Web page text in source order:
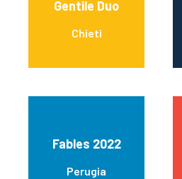
Gentile Duo
Chieti
Fables 2022
Perugia